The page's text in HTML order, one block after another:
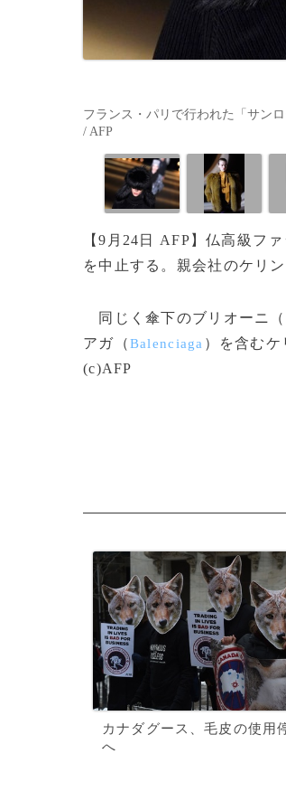
フランス・パリで行われた「サン
/ AFP
【9月24日 AFP】仏高級フ
を中止する。親会社のケリ
同じく傘下のブリオーニ（
アガ（Balenciaga ）を含む
(c)AFP
カナダグース、毛皮の使用
へ